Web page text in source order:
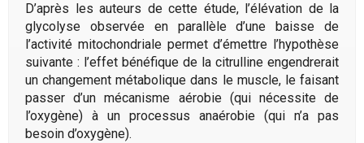
D’après les auteurs de cette étude, l’élévation de la
glycolyse observée en parallèle d’une baisse de
l’activité mitochondriale permet d’émettre l’hypothèse
suivante : l’effet bénéfique de la citrulline engendrerait
un changement métabolique dans le muscle, le faisant
passer d’un mécanisme aérobie (qui nécessite de
l’oxygène) à un processus anaérobie (qui n’a pas
besoin d’oxygène).